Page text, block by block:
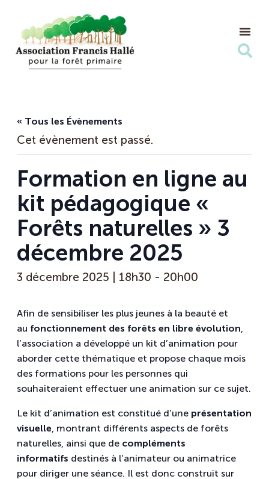
« Tous les Évènements
Cet évènement est passé.
Formation en ligne au
kit pédagogique «
Forêts naturelles » 3
décembre 2025
3 décembre 2025 | 18h30 - 20h00
Afin de sensibiliser les plus jeunes à la beauté et
au fonctionnement des forêts en libre évolution,
l’association a développé un kit d’animation pour
aborder cette thématique et propose chaque mois
des formations pour les personnes qui
souhaiteraient effectuer une animation sur ce sujet.
Le kit d’animation est constitué d’une présentation
visuelle, montrant différents aspects de forêts
naturelles, ainsi que de compléments
informatifs destinés à l’animateur ou animatrice
pour diriger une séance. Il est donc construit sur